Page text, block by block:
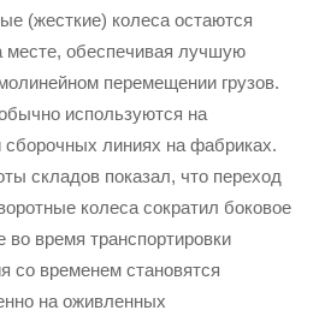
(жесткие) колеса остаются
месте, обеспечивая лучшую
перемещении грузов.
используются на
сборочных линиях на фабриках.
складов показал, что переход
колеса сократил боковое
время транспортировки
со временем становятся
на оживленных